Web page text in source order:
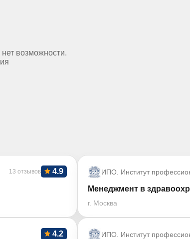
возможности.
13 отзывов 4.9 ИПО. Институт
Менеджмент в
г. Москва
4.2 ИПО. Институт